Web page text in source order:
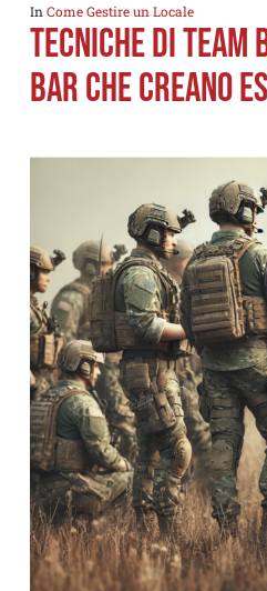
In Come Gestire un Locale
TECNICHE DI TEAM
BAR CHE CREANO